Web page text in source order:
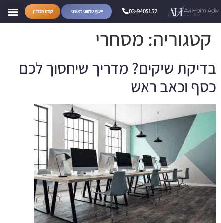
03-9405152 ייעוץ טלפוני ראשוני קורס הנדל״ן
קטגוריה: מסחרי
בדיקת שיקים? מדריך שיחסוך לכם
כסף וכאב ראש